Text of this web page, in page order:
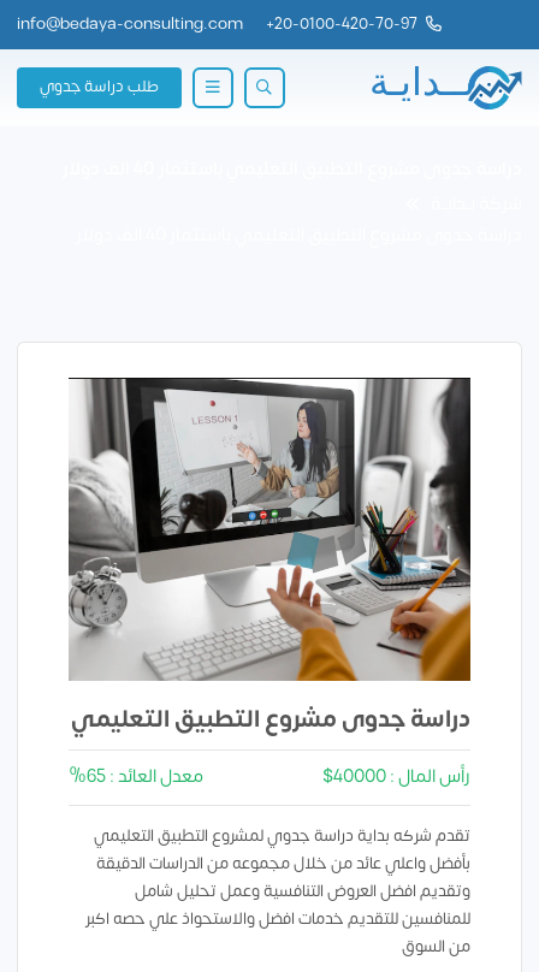
20-0100-420-70-97
+
info@bedaya-consulting.com
طلب دراسة جدوي
دراسة جدوى مشروع التطبيق التعليمي
رأس المال : 40000$ معدل العائد : 65%
تقدم شركه بداية دراسة جدوي لمشروع التطبيق التعليمي
بأفضل واعلي عائد من خلال مجموعه من الدراسات الدقيقة
وتقديم افضل العروض التنافسية وعمل تحليل شامل
للمنافسين للتقديم خدمات افضل والاستحواذ علي حصه اكبر
من السوق